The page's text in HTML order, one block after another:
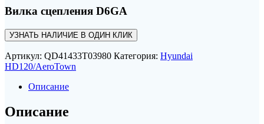
Вилка сцепления D6GA
УЗНАТЬ НАЛИЧИЕ В ОДИН КЛИК
Артикул: QD41433T03980 Категория: Hyundai
HD120/AeroTown
Описание
Описание